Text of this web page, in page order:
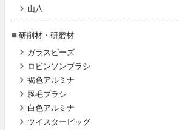
山八
研削材・研磨材
ガラスビーズ
ロビンソンブラシ
褐色アルミナ
豚毛ブラシ
白色アルミナ
ツイスタービッグ